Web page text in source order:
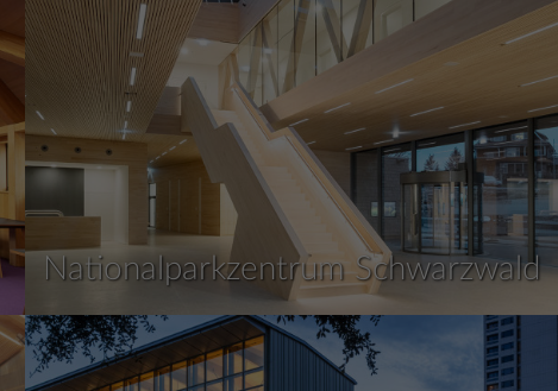
Nationalparkzentrum Schwarzwald